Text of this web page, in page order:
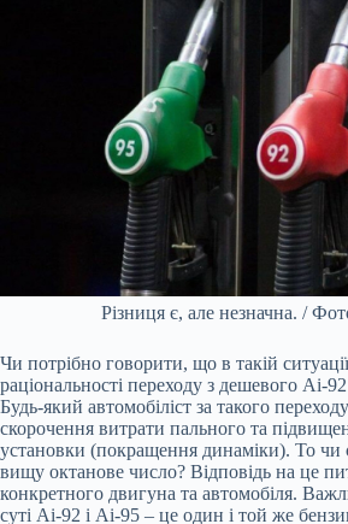
Різниця є, але незначна. /
Чи потрібно говорити, що в такій
раціональності переходу з дешевого Аі-
Будь-який автомобіліст за такого
скорочення витрати пального та
установки (покращення динаміки). То чи
вищу октанове число? Відповідь на це
конкретного двигуна та автомобіля.
суті Аі-92 і Аі-95 – це один і той же